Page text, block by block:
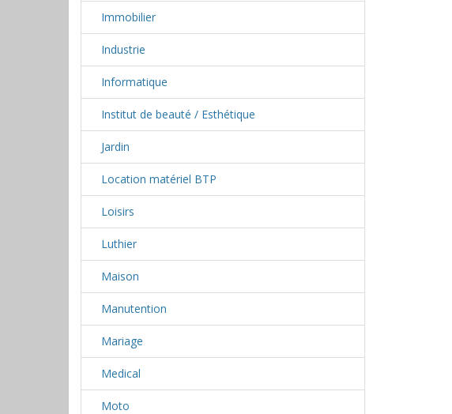
Immobilier
Industrie
Informatique
Institut de beauté / Esthétique
Jardin
Location matériel BTP
Loisirs
Luthier
Maison
Manutention
Mariage
Medical
Moto